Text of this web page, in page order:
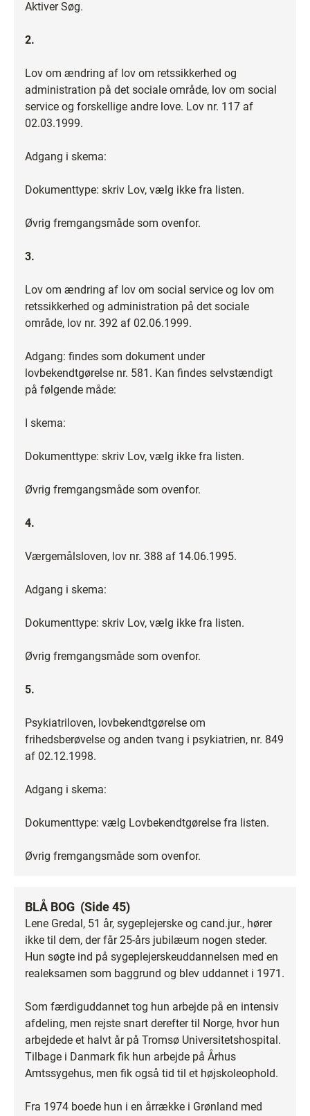
Aktiver Søg.
2.
Lov om ændring af lov om retssikkerhed og
administration på det sociale område, lov om social
service og forskellige andre love. Lov nr. 117 af
02.03.1999.
Adgang i skema:
Dokumenttype: skriv Lov, vælg ikke fra listen.
Øvrig fremgangsmåde som ovenfor.
3.
Lov om ændring af lov om social service og lov om
retssikkerhed og administration på det sociale
område, lov nr. 392 af 02.06.1999.
Adgang: findes som dokument under
lovbekendtgørelse nr. 581. Kan findes selvstændigt
på følgende måde:
I skema:
Dokumenttype: skriv Lov, vælg ikke fra listen.
Øvrig fremgangsmåde som ovenfor.
4.
Værgemålsloven, lov nr. 388 af 14.06.1995.
Adgang i skema:
Dokumenttype: skriv Lov, vælg ikke fra listen.
Øvrig fremgangsmåde som ovenfor.
5.
Psykiatriloven, lovbekendtgørelse om
frihedsberøvelse og anden tvang i psykiatrien, nr. 849
af 02.12.1998.
Adgang i skema:
Dokumenttype: vælg Lovbekendtgørelse fra listen.
Øvrig fremgangsmåde som ovenfor.
BLÅ BOG (Side 45)
Lene Gredal, 51 år, sygeplejerske og cand.jur., hører
ikke til dem, der får 25-års jubilæum nogen steder.
Hun søgte ind på sygeplejerskeuddannelsen med en
realeksamen som baggrund og blev uddannet i 1971.
Som færdiguddannet tog hun arbejde på en intensiv
afdeling, men rejste snart derefter til Norge, hvor hun
arbejdede et halvt år på Tromsø Universitetshospital.
Tilbage i Danmark fik hun arbejde på Århus
Amtssygehus, men fik også tid til et højskoleophold.
Fra 1974 boede hun i en årrække i Grønland med